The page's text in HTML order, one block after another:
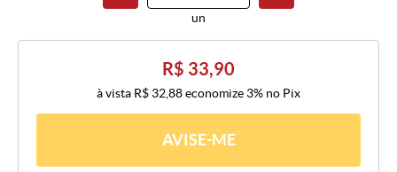
un
R$ 33,90
à vista R$ 32,88economize 3% no Pix
AVISE-ME